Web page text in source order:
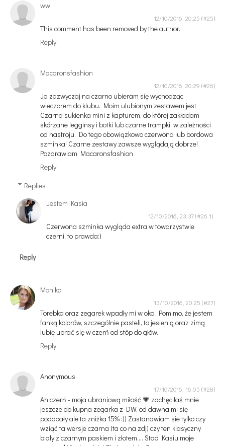
ww
12/10/2016, 20:25
This comment has been removed by the author.
Reply
Macaronsfashion
12/10/2016, 20:29
Ja zazwyczaj na czarno ubieram się wychodząc
wieczorem do klubu. Moim ulubionym zestawem jest
Czarna sukienka mini z kapturem, do której zakładam
skórzane legginsy i botki lub czarne trampki, w zależności
od nastroju. Do tego obowiązkowo czerwona lub bordowa
szminka! Czarne zestawy zawsze wyglądają dobrze!
Pozdrawiam Macaronsfashion
Reply
Replies
Jestem Kasia
12/10/2016, 23:37
Czerwona szminka wygląda extra w towarzystwie
czerni, to prawda:)
Reply
Monika
13/10/2016, 20:25
Torebka oraz zegarek wpadły mi w oko. Pomimo, że jestem
fanką kolorów, szczególnie pasteli, to jesienią oraz zimą
lubię ubrać się w czerń od stóp do głów.
Reply
Anonymous
17/10/2016, 16:05
Ah czerń - moja ubraniową miłość 💗 zachęciłaś mnie
jeszcze do kupna zegarka z DW, od dawna mi się
podobały ale ta zniżka 15% :)) Zastanawiam sie tylko czy
wziąć ta wersje czarna (ta co na zdj) czy ten klasyczny
bialy z czarnym paskiem i złotem.... Stad Kasiu moje